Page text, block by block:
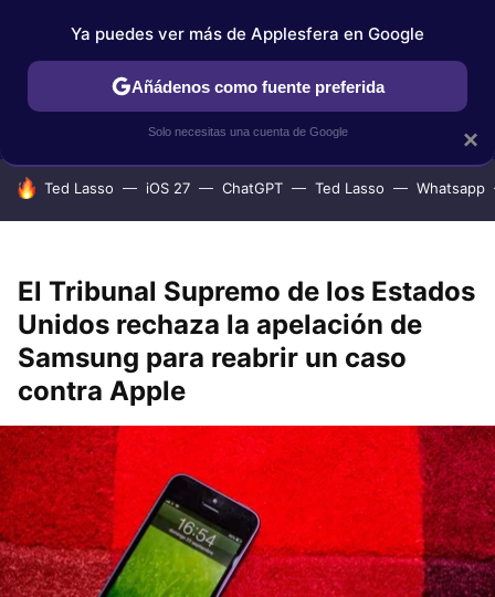
IPHONE TUTORIALES APPLESFERA SELECCIÓN
HOY SE HABLA DE
Ted Lasso iOS 27 ChatGPT Ted Lasso Whatsapp
El Tribunal Supremo de los Estados
Unidos rechaza la apelación de
Samsung para reabrir un caso
contra Apple
×
Ya puedes ver más de Applesfera en Google
Añádenos como fuente preferida
Solo necesitas una cuenta de Google